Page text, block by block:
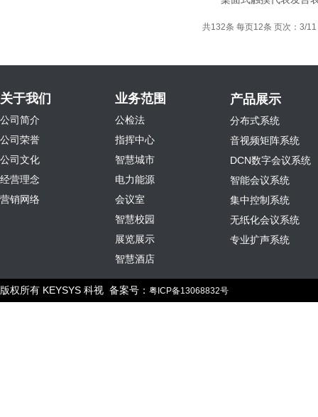
共132条 每页12条 页次：3/11
版权所有 KEYSYS 科视 备案号： 粤ICP备13068832号
业务范围
公检法
指挥中心
智慧城市
电力能源
会议室
智慧校园
展览展示
智慧酒店
关于我们
公司简介
公司荣誉
公司文化
经营理念
营销网络
产品展示
分布式系统
音视频矩阵系统
DCN数字会议系统
智能会议系统
集中控制系统
无纸化会议系统
专业扩声系统